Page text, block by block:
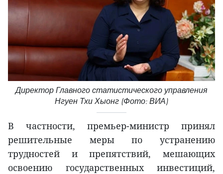
Директор Главного статистического управления
Нгуен Тхи Хыонг (Фото: ВИА)
В частности, премьер-министр принял
решительные меры по устранению
трудностей и препятствий, мешающих
освоению государственных инвестиций,